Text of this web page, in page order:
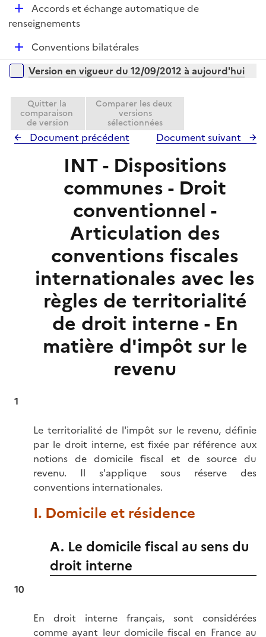
e
r
D
é
e
r
Accords et échange automatique de
renseignements
D
é
p
e
r
Conventions bilatérales
Versions sur la période
Version en vigueur du 12/09/2012 à aujourd'hui
Quitter la
comparaison
de version
Comparer les deux
versions
sélectionnées
Document précédent Document suivant
INT - Dispositions
communes - Droit
conventionnel -
Articulation des
conventions fiscales
internationales avec les
règles de territorialité
de droit interne - En
matière d'impôt sur le
revenu
1
Le territorialité de l'impôt sur le revenu, définie
par le droit interne, est fixée par référence aux
notions de domicile fiscal et de source du
revenu. Il s'applique sous réserve des
conventions internationales.
I. Domicile et résidence
A. Le domicile fiscal au sens du
droit interne
10
En droit interne français, sont considérées
comme ayant leur domicile fiscal en France au